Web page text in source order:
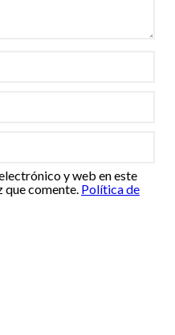
y web en este
que comente. Política de